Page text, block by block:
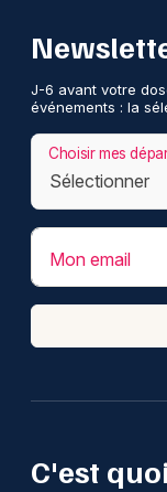
C'est
J-6 avant votre
événements : la
Choisir mes
Mon email